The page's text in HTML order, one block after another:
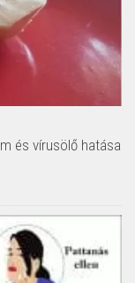
és vírusölő hatása